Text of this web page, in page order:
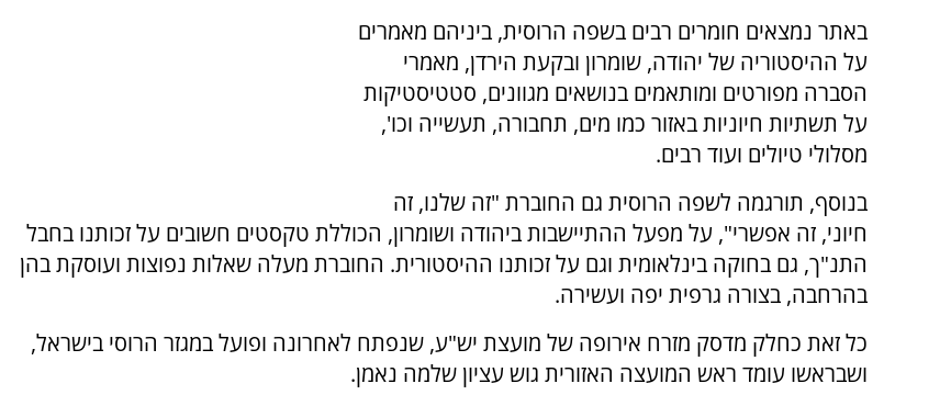
באתר נמצאים חומרים רבים בשפה הרוסית, ביניהם מאמרים
על ההיסטוריה של יהודה, שומרון ובקעת הירדן, מאמרי
הסברה מפורטים ומותאמים בנושאים מגוונים, סטטיסטיקות
על תשתיות חיוניות באזור כמו מים, תחבורה, תעשייה וכו',
מסלולי טיולים ועוד רבים.
בנוסף, תורגמה לשפה הרוסית גם החוברת "זה שלנו, זה
חיוני, זה אפשרי", על מפעל ההתיישבות ביהודה ושומרון, הכוללת טקסטים חשובים על זכותנו בחבל
התנ"ך, גם בחוקה בינלאומית וגם על זכותנו ההיסטורית. החוברת מעלה שאלות נפוצות ועוסקת בהן
בהרחבה, בצורה גרפית יפה ועשירה.
כל זאת כחלק מדסק מזרח אירופה של מועצת יש"ע, שנפתח לאחרונה ופועל במגזר הרוסי בישראל,
ושבראשו עומד ראש המועצה האזורית גוש עציון שלמה נאמן.